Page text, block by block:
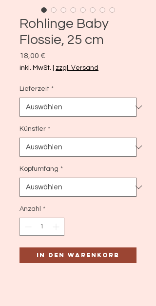
Rohlinge Baby
Flossie, 25 cm
18,00 €
inkl. MwSt. zzgl. Versand
Lieferzeit *
Künstler *
Kopfumfang *
Anzahl *
In den Warenkorb